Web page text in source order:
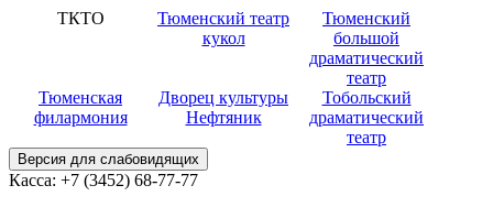
ТКТО
Тюменский театр
кукол
Тюменский
большой
драматический
театр
Тюменская
филармония
Дворец культуры
Нефтяник
Тобольский
драматический
театр
Версия для слабовидящих
Касса: +7 (3452) 68-77-77